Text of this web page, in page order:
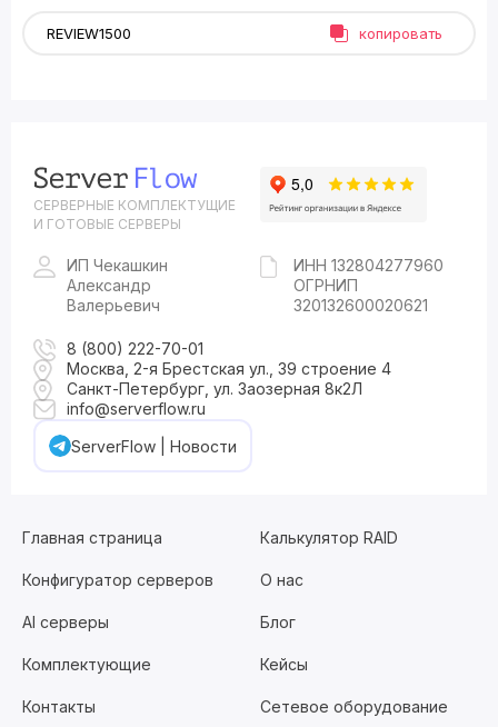
копировать
СЕРВЕРНЫЕ КОМПЛЕКТУЩИЕ
И ГОТОВЫЕ СЕРВЕРЫ
ИП Чекашкин
Александр
Валерьевич
ИНН 132804277960
ОГРНИП
320132600020621
8 (800) 222-70-01
Москва, 2-я Брестская ул., 39 строение 4
Санкт-Петербург, ул. Заозерная 8к2Л
info@serverflow.ru
ServerFlow | Новости
Главная страница Калькулятор RAID
Конфигуратор серверов О нас
AI серверы Блог
Комплектующие Кейсы
Контакты Сетевое оборудование